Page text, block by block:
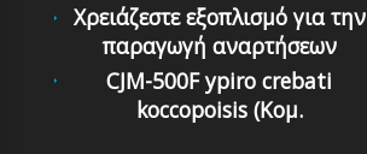
Χρειάζεστε εξοπλισμό για την
παραγωγή αναρτήσεων
CJM-500F ypiro crebati
koccopoisis (Κομ.